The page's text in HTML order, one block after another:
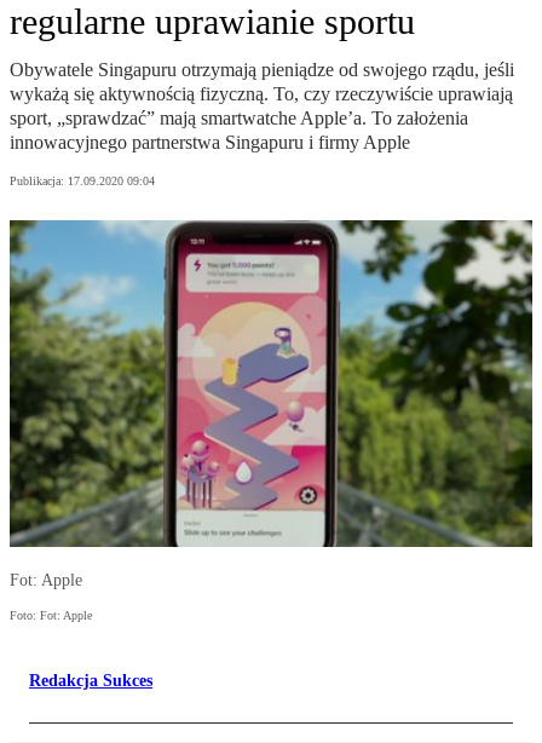
regularne uprawianie sportu
Obywatele Singapuru otrzymają pieniądze od swojego rządu, jeśli
wykażą się aktywnością fizyczną. To, czy rzeczywiście uprawiają
sport, „sprawdzać” mają smartwatche Apple’a. To założenia
innowacyjnego partnerstwa Singapuru i firmy Apple
Publikacja: 17.09.2020 09:04
Fot: Apple
Foto: Fot: Apple
Redakcja Sukces